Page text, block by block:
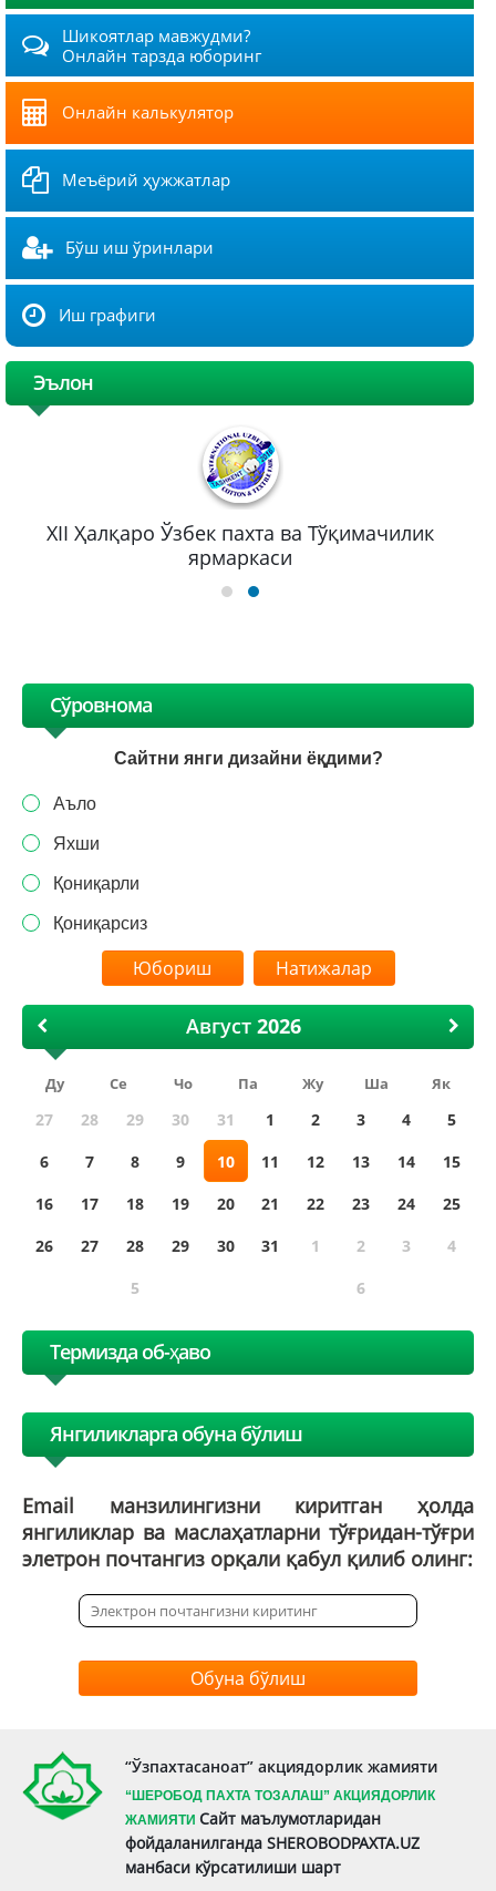
Шикоятлар мавжудми?
Онлайн тарзда юборинг
Онлайн калькулятор
Меъёрий ҳужжатлар
Бўш иш ўринлари
Иш графиги
Эълон
XII Ҳалқаро Ўзбек пахта ва Тўқимачилик
ярмаркаси
Сўровнома
Сайтни янги дизайни ёқдими?
Аъло
Яхши
Қониқарли
Қониқарсиз
Натижалар
Август
Ду Се Чо Па Жу Ша Як
27 28 29 30 31 1 2 3 4
5
6
7 8 9 10 11 12 13 14
15
16
17 18 19 20 21 22 23 24
25
26
27 28 29 30 31 1 2 3
4
5
6
Термизда об-ҳаво
Янгиликларга обуна бўлиш
Email манзилингизни киритган ҳолда
янгиликлар ва маслаҳатларни тўғридан-тўғри
элетрон почтангиз орқали қабул қилиб олинг:
Обуна бўлиш
“Ўзпахтасаноат” акциядорлик жамияти
“ШЕРОБОД ПАХТА ТОЗАЛАШ” АКЦИЯДОРЛИК
ЖАМИЯТИ Сайт маълумотларидан
фойдаланилганда SHEROBODPAXTA.UZ
манбаси кўрсатилиши шарт